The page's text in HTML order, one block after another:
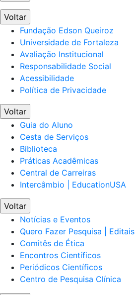
Voltar
Fundação Edson Queiroz
Universidade de Fortaleza
Avaliação Institucional
Responsabilidade Social
Acessibilidade
Política de Privacidade
Voltar
Guia do Aluno
Cesta de Serviços
Biblioteca
Práticas Acadêmicas
Central de Carreiras
Intercâmbio | EducationUSA
Voltar
Notícias e Eventos
Quero Fazer Pesquisa | Editais
Comitês de Ética
Encontros Científicos
Periódicos Científicos
Centro de Pesquisa Clínica